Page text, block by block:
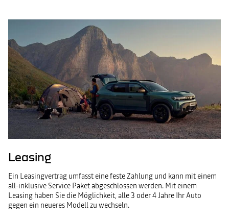
Leasing
Ein Leasingvertrag umfasst eine feste Zahlung und kann mit einem
all-inklusive Service Paket abgeschlossen werden. Mit einem
Leasing haben Sie die Möglichkeit, alle 3 oder 4 Jahre Ihr Auto
gegen ein neueres Modell zu wechseln.